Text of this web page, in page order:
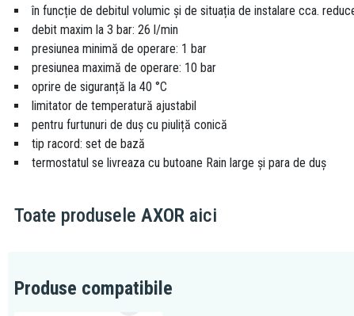
în funcție de debitul volumic și de situația de instalare cca.
debit maxim la 3 bar: 26 l/min
presiunea minimă de operare: 1 bar
presiunea maximă de operare: 10 bar
oprire de siguranță la 40 °C
limitator de temperatură ajustabil
pentru furtunuri de duș cu piuliță conică
tip racord: set de bază
termostatul se livreaza cu butoane Rain large și para de duș
Toate produsele AXOR aici
Produse compatibile